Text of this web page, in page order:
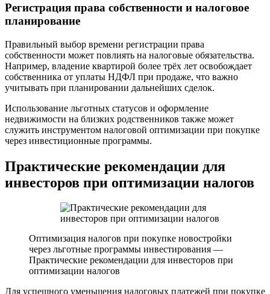
Регистрация права собственности и налоговое
планирование
Правильный выбор времени регистрации права
собственности может повлиять на налоговые обязательства.
Например, владение квартирой более трёх лет освобождает
собственника от уплаты НДФЛ при продаже, что важно
учитывать при планировании дальнейших сделок.
Использование льготных статусов и оформление
недвижимости на близких родственников также может
служить инструментом налоговой оптимизации при покупке
через инвестиционные программы.
Практические рекомендации для
инвесторов при оптимизации налогов
Оптимизация налогов при покупке новостройки
через льготные программы инвестирования —
Практические рекомендации для инвесторов при
оптимизации налогов
Для успешного уменьшения налоговых платежей при покупке